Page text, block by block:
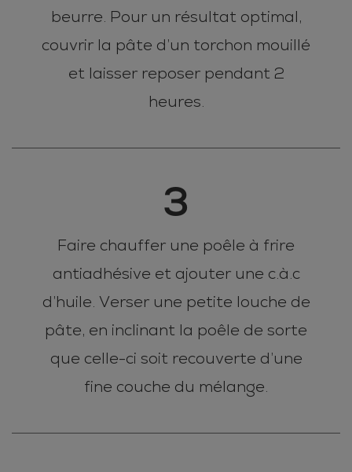
beurre. Pour un résultat optimal,
couvrir la pâte d’un torchon mouillé
et laisser reposer pendant 2
heures.
3
Faire chauffer une poêle à frire
antiadhésive et ajouter une c.à.c
d’huile. Verser une petite louche de
pâte, en inclinant la poêle de sorte
que celle-ci soit recouverte d’une
fine couche du mélange.